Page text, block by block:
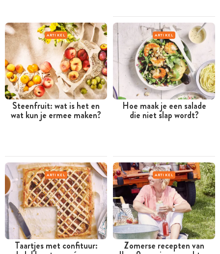
ARTIKEL
Steenfruit: wat is het en
wat kun je ermee maken?
ARTIKEL
Hoe maak je een salade
die niet slap wordt?
ARTIKEL
Taartjes met confituur:
ARTIKEL
Zomerse recepten van